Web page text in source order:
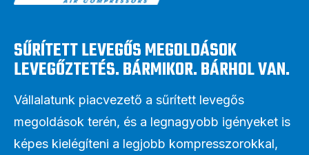
SŰRÍTETT LEVEGŐS MEGOLDÁSOK
LEVEGŐZTETÉS. BÁRMIKOR. BÁRHOL VAN.
Vállalatunk piacvezető a sűrített levegős
megoldások terén, és a legnagyobb igényeket is
képes kielégíteni a legjobb kompresszorokkal,